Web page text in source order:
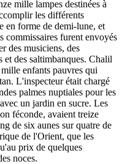
mille lampes destinées à
les différents
en forme de demi-lune, et
commissaires furent envoyés
des musiciens, des
et des saltimbanques. Chalil
enfants pauvres qui
L'inspecteur était chargé
palmes nuptiales pour les
un jardin en sucre. Les
féconde, avaient treize
de six aunes sur quatre de
de l'Orient, que les
prix de quelques
noces.